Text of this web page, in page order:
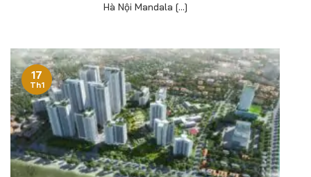
Hà Nội Mandala [...]
17
Th1